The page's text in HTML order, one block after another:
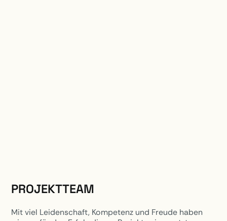
PROJEKTTEAM
Mit viel Leidenschaft, Kompetenz und Freude haben